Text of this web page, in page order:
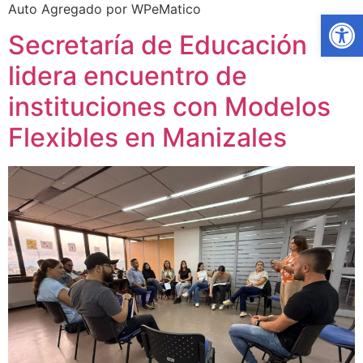
Auto Agregado por WPeMatico
Secretaría de Educación
lidera encuentro de
instituciones con Modelos
Flexibles en Manizales